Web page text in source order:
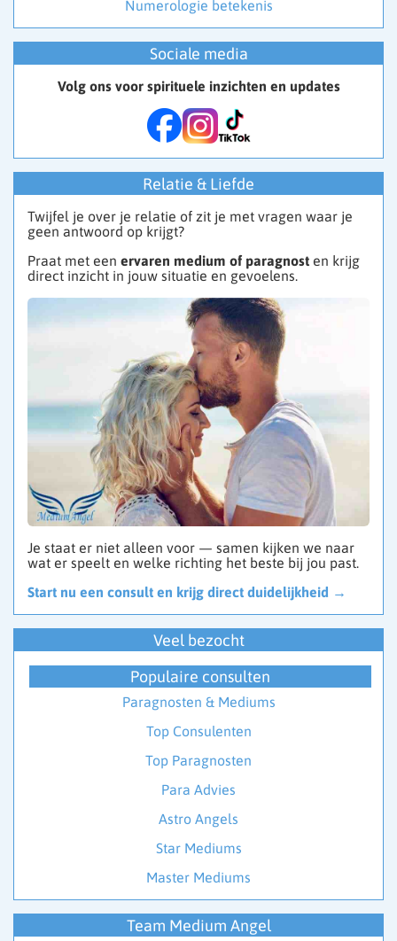
Numerologie betekenis
Sociale media
Volg ons voor spirituele inzichten en updates
Relatie & Liefde
Twijfel je over je relatie of zit je met vragen waar je
geen antwoord op krijgt?
Praat met een ervaren medium of paragnost en krijg
direct inzicht in jouw situatie en gevoelens.
Je staat er niet alleen voor — samen kijken we naar
wat er speelt en welke richting het beste bij jou past.
Start nu een consult en krijg direct duidelijkheid →
Veel bezocht
Populaire consulten
Paragnosten & Mediums
Top Consulenten
Top Paragnosten
Para Advies
Astro Angels
Star Mediums
Master Mediums
Team Medium Angel